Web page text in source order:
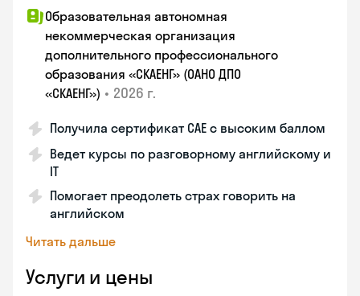
Образовательная автономная
некоммерческая организация
дополнительного профессионального
образования «СКАЕНГ» (ОАНО ДПО
«СКАЕНГ») • 2026 г.
Получила сертификат CAE с высоким баллом
Ведет курсы по разговорному английскому и
IT
Помогает преодолеть страх говорить на
английском
Читать дальше
Услуги и цены